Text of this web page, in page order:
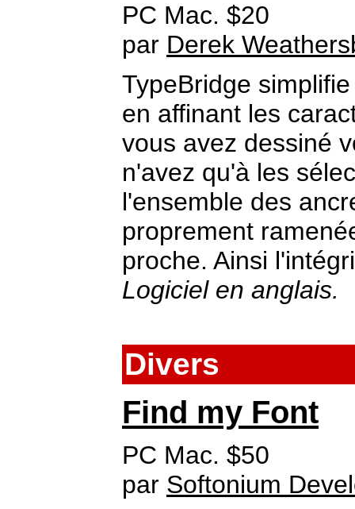
PC Mac. $20
par Derek
TypeBridge
en affinant les
vous avez dessiné
n'avez qu'à les
l'ensemble des
proprement
proche. Ainsi
Logiciel en anglais.
Divers
Find my Font
PC Mac. $50
par Softonium